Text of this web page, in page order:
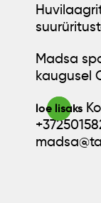
Madsa
kaugusel
loe lisaks